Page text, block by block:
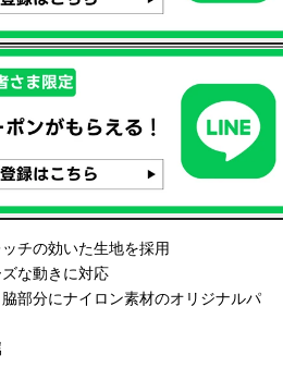
チの効いた生地を採用
な動きに対応
部分にナイロン素材のオリジナルパ